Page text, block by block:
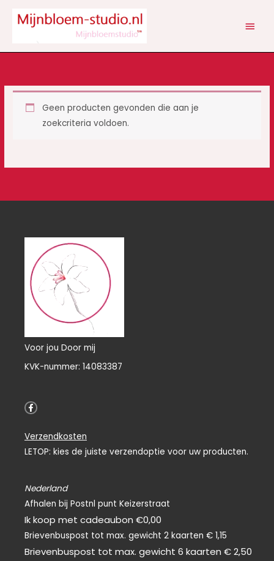
naar
inhoud
Geen producten gevonden die aan je
zoekcriteria voldoen.
Voor jou Door mij
KVK-nummer: 14083387
F
a
b
o
o
Verzendkosten
LETOP: kies de juiste verzendoptie voor uw producten.
Nederland
Afhalen bij Postnl punt Keizerstraat
Ik koop met cadeaubon €0,00
Brievenbuspost tot max. gewicht 2 kaarten € 1,15
Brievenbuspost tot max. gewicht 6 kaarten € 2,50